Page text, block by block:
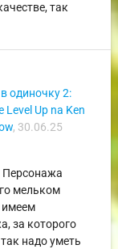
так
одиночку 2:
Level Up na Ken
, 30.06.25
Персонажа
мельком
имеем
за которого
надо уметь